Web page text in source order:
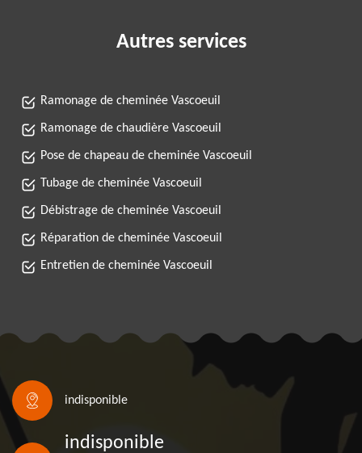
Autres services
Ramonage de cheminée Vascoeuil
Ramonage de chaudière Vascoeuil
Pose de chapeau de cheminée Vascoeuil
Tubage de cheminée Vascoeuil
Débistrage de cheminée Vascoeuil
Réparation de cheminée Vascoeuil
Entretien de cheminée Vascoeuil
indisponible
indisponible